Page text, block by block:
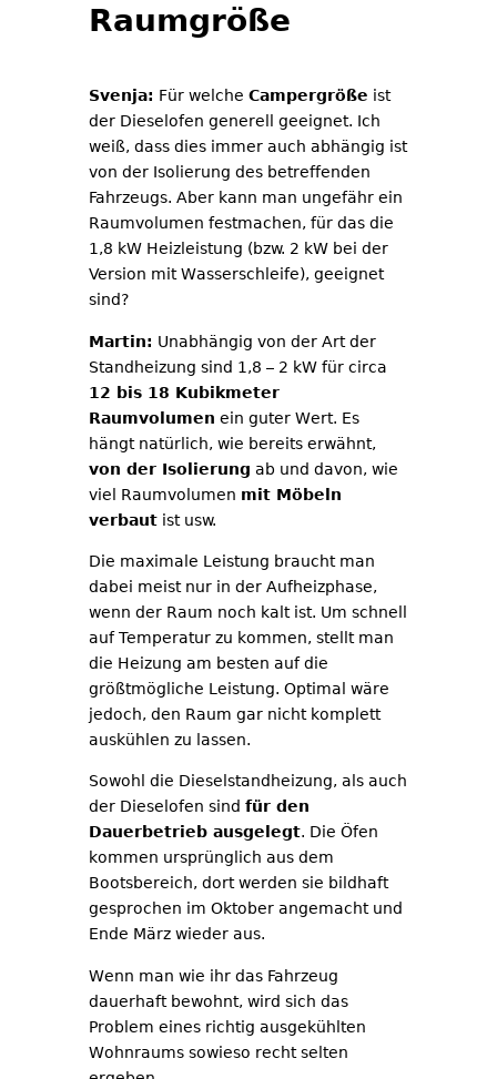
Raumgröße
Svenja: Für welche Campergröße ist
der Dieselofen generell geeignet. Ich
weiß, dass dies immer auch abhängig ist
von der Isolierung des betreffenden
Fahrzeugs. Aber kann man ungefähr ein
Raumvolumen festmachen, für das die
1,8 kW Heizleistung (bzw. 2 kW bei der
Version mit Wasserschleife), geeignet
sind?
Martin: Unabhängig von der Art der
Standheizung sind 1,8 – 2 kW für circa
12 bis 18 Kubikmeter
Raumvolumen ein guter Wert. Es
hängt natürlich, wie bereits erwähnt,
von der Isolierung ab und davon, wie
viel Raumvolumen mit Möbeln
verbaut ist usw.
Die maximale Leistung braucht man
dabei meist nur in der Aufheizphase,
wenn der Raum noch kalt ist. Um schnell
auf Temperatur zu kommen, stellt man
die Heizung am besten auf die
größtmögliche Leistung. Optimal wäre
jedoch, den Raum gar nicht komplett
auskühlen zu lassen.
Sowohl die Dieselstandheizung, als auch
der Dieselofen sind für den
Dauerbetrieb ausgelegt. Die Öfen
kommen ursprünglich aus dem
Bootsbereich, dort werden sie bildhaft
gesprochen im Oktober angemacht und
Ende März wieder aus.
Wenn man wie ihr das Fahrzeug
dauerhaft bewohnt, wird sich das
Problem eines richtig ausgekühlten
Wohnraums sowieso recht selten